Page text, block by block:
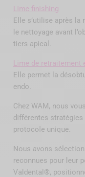
Lime finishing
Elle s’utilise après
le nettoyage avant
tiers apical.
Lime de retraitement
Elle permet la
endo.
Chez WAM, nous
différentes stratégies
protocole unique.
Nous avons
reconnues pour leur
Valdental®,